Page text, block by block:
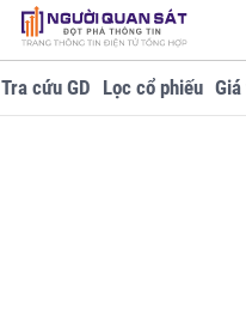
Tra cứu GD Lọc cổ phiếu